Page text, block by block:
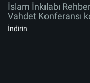
İslam İnkılabı
Vahdet Konferansı
İndirin